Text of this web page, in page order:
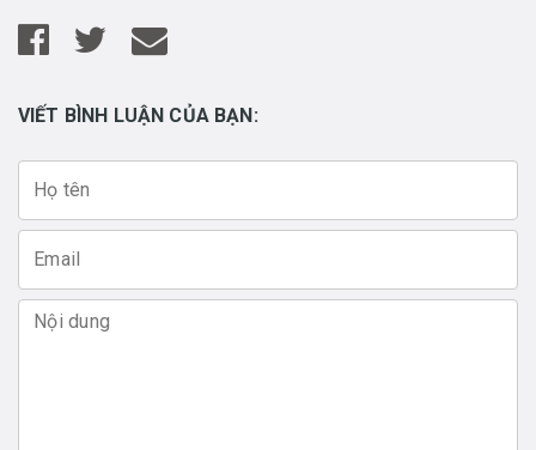
VIẾT BÌNH LUẬN CỦA BẠN: